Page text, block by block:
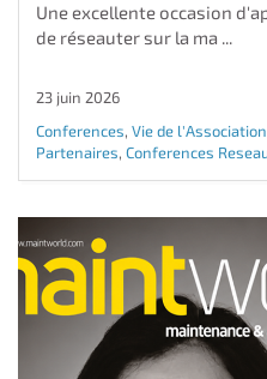
Une excellente occasion
de réseauter sur la ma ...
23 juin 2026
Conferences, Vie de l'Association
Partenaires, Conferences